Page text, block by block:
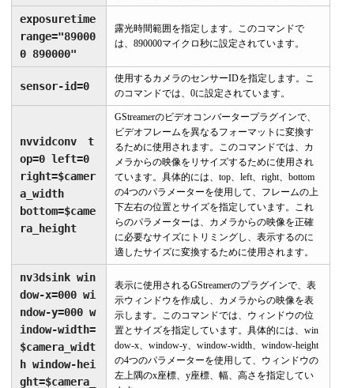
exposuretime
range="89000
0 890000"
露光時間範囲を指定します。このコマンドで
は、890000マイクロ秒に設定されています。
sensor-id=0
使用するカメラのセンサーIDを指定します。こ
のコマンドでは、0に設定されています。
nvvidconv t
op=0 left=0
right=$camer
a_width
bottom=$came
ra_height
GStreamerのビデオコンバータープラグインで、
ビデオフレームを異なるフォーマットに変換す
るために使用されます。このコマンドでは、カ
メラからの映像をリサイズするために使用され
ています。具体的には、top、left、right、bottom
の4つのパラメーターを使用して、フレームの上
下左右の位置とサイズを指定しています。これ
らのパラメーターは、カメラからの映像を正確
に必要なサイズにトリミングし、表示するのに
適したサイズに変換するために使用されます。
nv3dsink win
dow-x=000 wi
ndow-y=000 w
indow-width=
$camera_widt
h window-hei
ght=$camera_
表示に使用されるGStreamerのプラグインで、表
示ウィンドウを作成し、カメラからの映像を表
示します。このコマンドでは、ウィンドウの位
置とサイズを指定しています。具体的には、win
dow-x、window-y、window-width、window-height
の4つのパラメーターを使用して、ウィンドウの
左上隅のx座標、y座標、幅、高さを指定してい